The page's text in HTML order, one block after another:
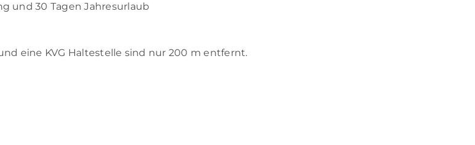
und 30 Tagen Jahresurlaub
eine KVG Haltestelle sind nur 200 m entfernt.